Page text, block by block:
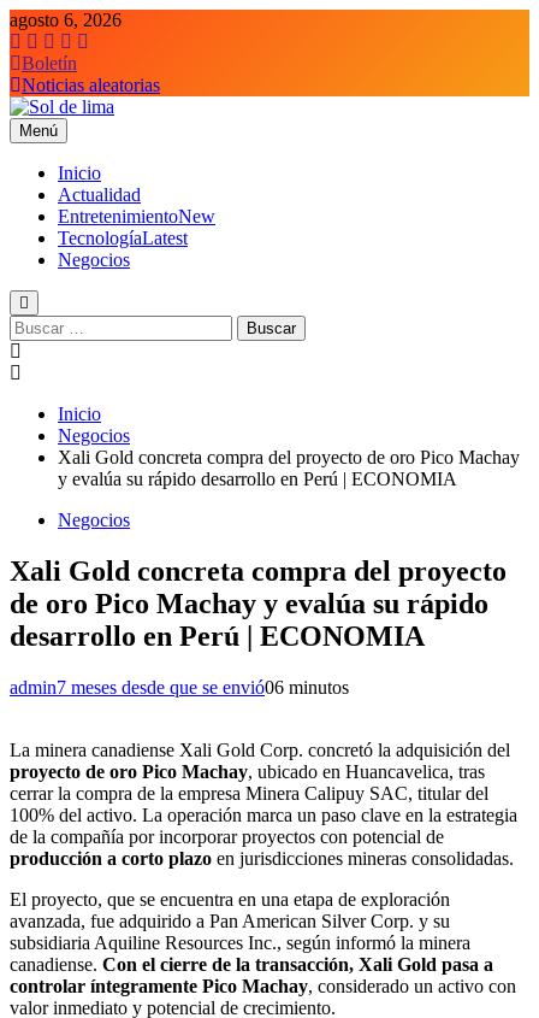
Saltar
al
contenido
agosto 6, 2026
Boletín
Noticias aleatorias
Sol de lima
Menú
Inicio
Actualidad
EntretenimientoNew
TecnologíaLatest
Negocios
Buscar:
Inicio
Negocios
Xali Gold concreta compra del proyecto de oro Pico Machay
y evalúa su rápido desarrollo en Perú | ECONOMIA
Negocios
Xali Gold concreta compra del proyecto
de oro Pico Machay y evalúa su rápido
desarrollo en Perú | ECONOMIA
admin7 meses desde que se envió06 minutos
La minera canadiense Xali Gold Corp. concretó la adquisición del
proyecto de oro Pico Machay, ubicado en Huancavelica, tras
cerrar la compra de la empresa Minera Calipuy SAC, titular del
100% del activo. La operación marca un paso clave en la estrategia
de la compañía por incorporar proyectos con potencial de
producción a corto plazo en jurisdicciones mineras consolidadas.
El proyecto, que se encuentra en una etapa de exploración
avanzada, fue adquirido a Pan American Silver Corp. y su
subsidiaria Aquiline Resources Inc., según informó la minera
canadiense. Con el cierre de la transacción, Xali Gold pasa a
controlar íntegramente Pico Machay, considerado un activo con
valor inmediato y potencial de crecimiento.